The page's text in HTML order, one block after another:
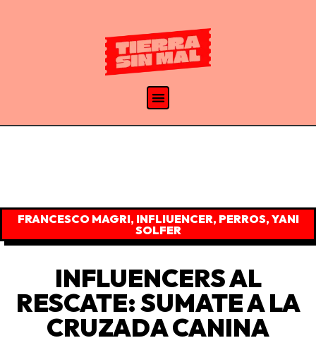
FRANCESCO MAGRI, INFLIUENCER, PERROS,YANI
SOLFER
INFLUENCERS AL
RESCATE: SUMATE A LA
CRUZADA CANINA